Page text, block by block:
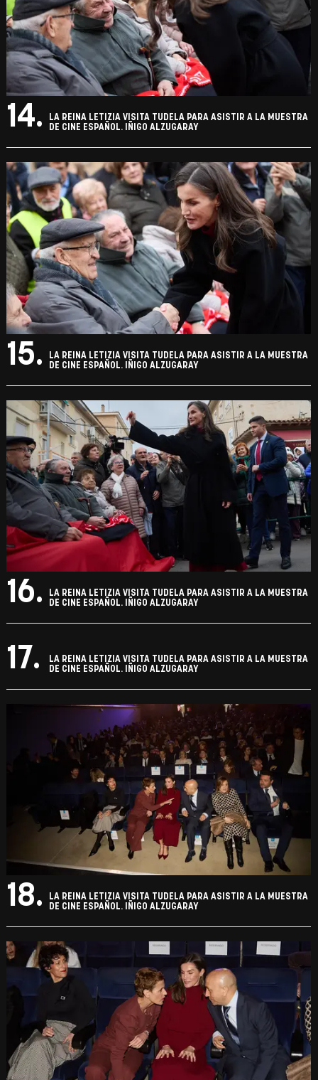
14.
LA REINA LETIZIA VISITA TUDELA PARA ASISTIR A LA MUESTRA
DE CINE ESPAÑOL. IÑIGO ALZUGARAY
15.
LA REINA LETIZIA VISITA TUDELA PARA ASISTIR A LA MUESTRA
DE CINE ESPAÑOL. IÑIGO ALZUGARAY
16.
LA REINA LETIZIA VISITA TUDELA PARA ASISTIR A LA MUESTRA
DE CINE ESPAÑOL. IÑIGO ALZUGARAY
17.
LA REINA LETIZIA VISITA TUDELA PARA ASISTIR A LA MUESTRA
DE CINE ESPAÑOL. IÑIGO ALZUGARAY
18.
LA REINA LETIZIA VISITA TUDELA PARA ASISTIR A LA MUESTRA